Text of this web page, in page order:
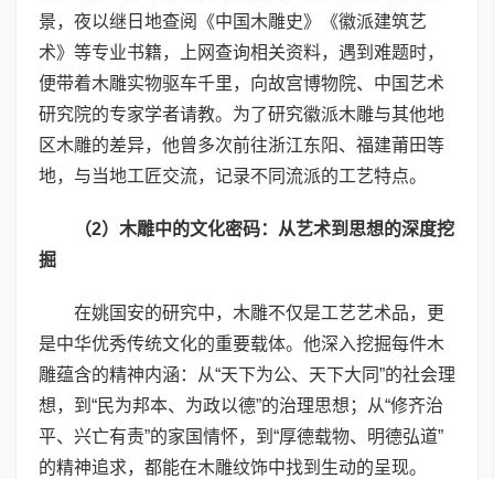
景，夜以继日地查阅《中国木雕史》《徽派建筑艺
术》等专业书籍，上网查询相关资料，遇到难题时，
便带着木雕实物驱车千里，向故宫博物院、中国艺术
研究院的专家学者请教。为了研究徽派木雕与其他地
区木雕的差异，他曾多次前往浙江东阳、福建莆田等
地，与当地工匠交流，记录不同流派的工艺特点。
（2）木雕中的文化密码：从艺术到思想的深度挖
掘
在姚国安的研究中，木雕不仅是工艺艺术品，更
是中华优秀传统文化的重要载体。他深入挖掘每件木
雕蕴含的精神内涵：从“天下为公、天下大同”的社会理
想，到“民为邦本、为政以德”的治理思想；从“修齐治
平、兴亡有责”的家国情怀，到“厚德载物、明德弘道”
的精神追求，都能在木雕纹饰中找到生动的呈现。